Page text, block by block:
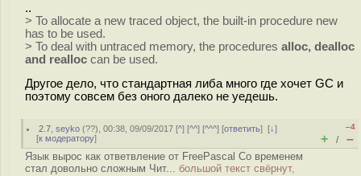
..
> To allocate a new traced object, the built-in procedure new
has to be used.
> To deal with untraced memory, the procedures alloc, dealloc
and realloc can be used.
Другое дело, что стандартная либа много где хочет GC и
поэтому совсем без оного далеко не уедешь.
2.7 ,seyko (??), 00:38, 09/09/2017 [^] [^^] [^^^] [ответить][↓]
[к модератору]
–4
+ / –
Язык вырос как ответвление от FreePascal Со временем
стал довольно сложным Чит... большой текст свёрнут,